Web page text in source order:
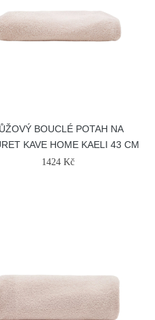
BOUCLÉ POTAH NA
KAVE HOME KAELI 43 CM
1424 Kč